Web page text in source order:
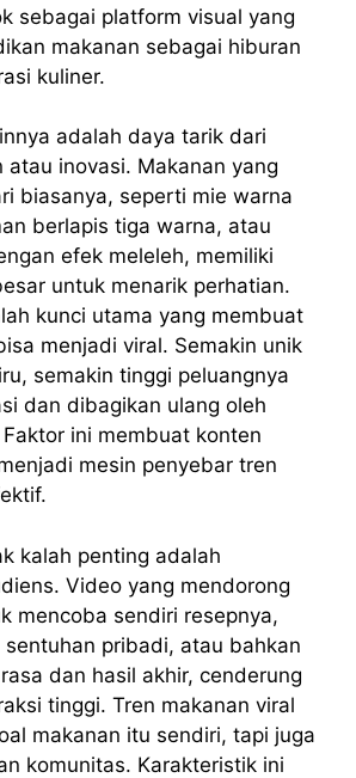
sebagai platform visual yang
makanan sebagai hiburan
kuliner.
adalah daya tarik dari
atau inovasi. Makanan yang
biasanya, seperti mie warna
berlapis tiga warna, atau
efek meleleh, memiliki
untuk menarik perhatian.
kunci utama yang membuat
menjadi viral. Semakin unik
semakin tinggi peluangnya
dan dibagikan ulang oleh
ini membuat konten
mesin penyebar tren
kalah penting adalah
Video yang mendorong
mencoba sendiri resepnya,
sentuhan pribadi, atau bahkan
dan hasil akhir, cenderung
tinggi. Tren makanan viral
makanan itu sendiri, tapi juga
komunitas. Karakteristik ini